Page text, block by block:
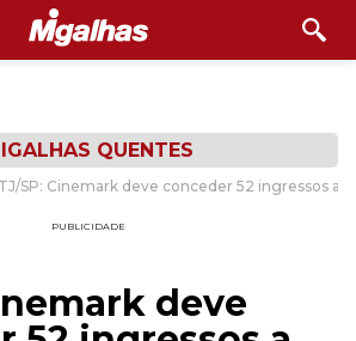
QUENTES
TJ/SP: Cinemark deve conceder 52 ingressos
PUBLICIDADE
deve